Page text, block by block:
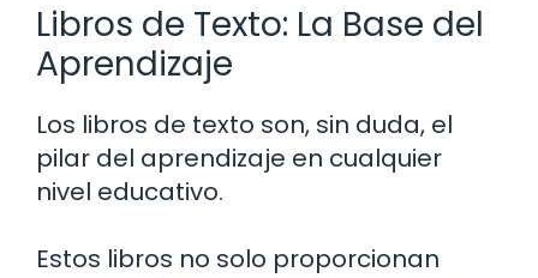
Libros de Texto: La Base del
Aprendizaje
Los libros de texto son, sin duda, el
pilar del aprendizaje en cualquier
nivel educativo.
Estos libros no solo proporcionan